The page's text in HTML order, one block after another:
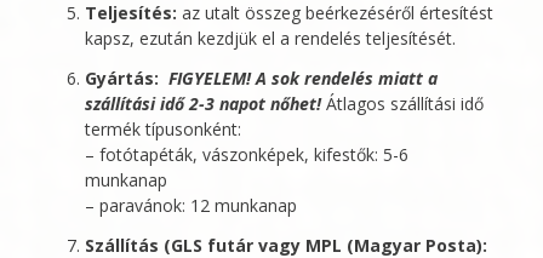
Teljesítés: az utalt összeg beérkezéséről értesítést
kapsz, ezután kezdjük el a rendelés teljesítését.
Gyártás: FIGYELEM! A sok rendelés miatt a
szállítási idő 2-3 napot nőhet!Átlagos szállítási idő
termék típusonként:
– fotótapéták, vászonképek, kifestők: 5-6
munkanap
– paravánok: 12 munkanap
Szállítás (GLS futár vagy MPL (Magyar Posta):